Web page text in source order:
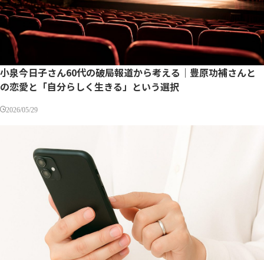
小泉今日子さん60代の破局報道から考える｜豊原功補さんと
の恋愛と「自分らしく生きる」という選択
2026/05/29